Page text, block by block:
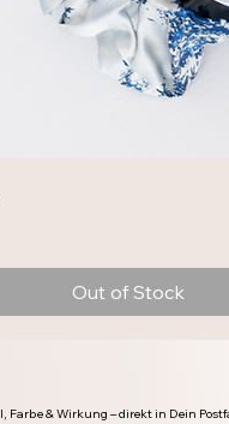
Out of Stock
Farbe & Wirkung – direkt in Dein